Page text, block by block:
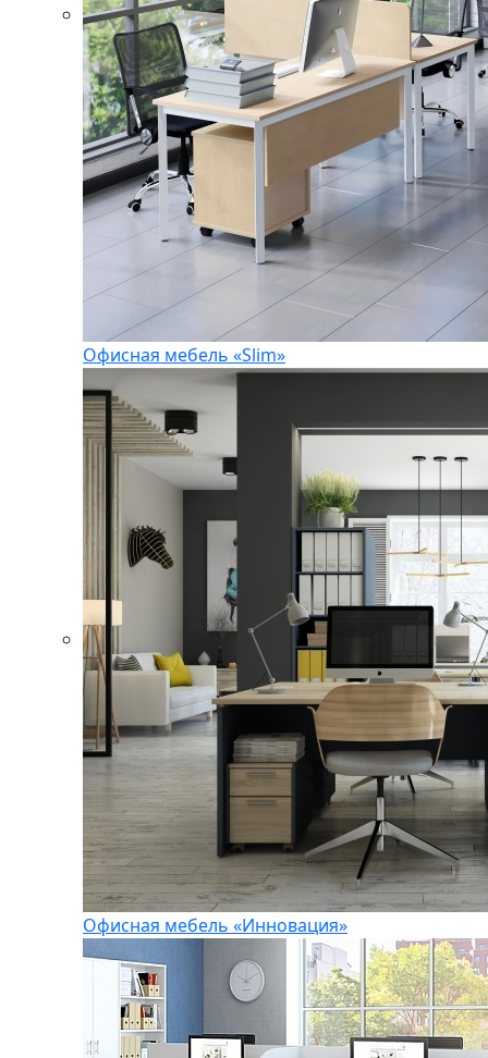
Офисная мебель «Slim»
Офисная мебель «Инновация»